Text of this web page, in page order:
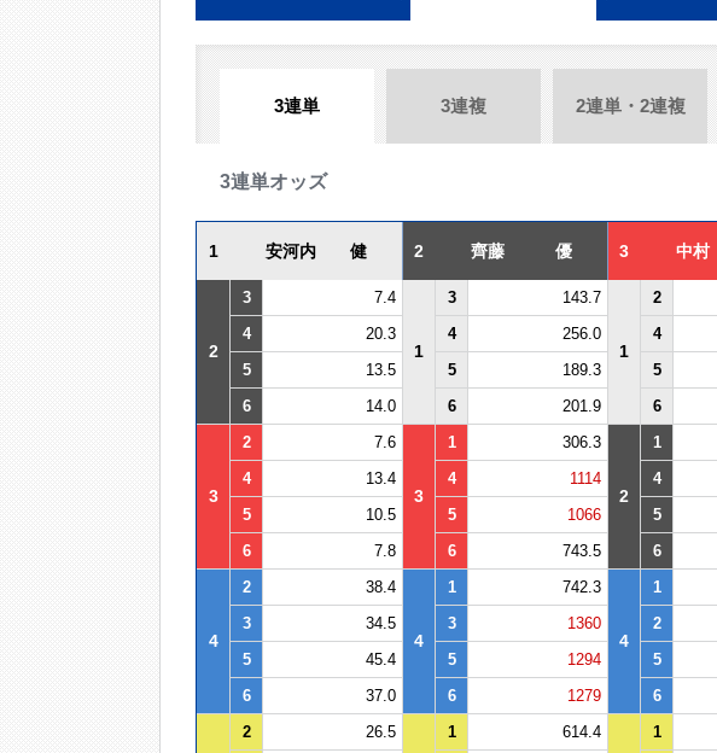
3連単 3連複 2連単・2連複
3連単オッズ
1 安河内 健 2 齊藤 優 3 中
2
3 7.4
1
3 143.7
1
2
4
20.3 4 256.0 4
5
13.5 5 189.3 5
6
14.0 6 201.9 6
3
2 7.6
3
1 306.3
2
1
4
13.4 4 1114 4
5
10.5 5 1066 5
6
7.8 6 743.5 6
4
2 38.4
4
1 742.3
4
1
3
34.5 3 1360 2
5
45.4 5 1294 5
6
37.0 6 1279 6
2 26.5 1 614.4 1